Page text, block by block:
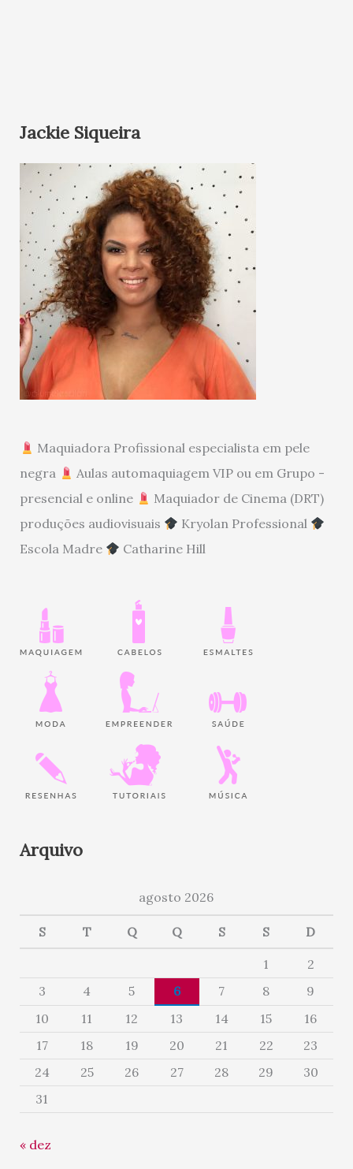
Jackie Siqueira
Maquiadora Profissional especialista em pele
negra
Aulas automaquiagem VIP ou em Grupo -
presencial e online
Maquiador de Cinema (DRT)
produções audiovisuais
Kryolan Professional
Escola Madre
Catharine Hill
Arquivo
agosto 2026
S T Q Q S S D
1
2
3
4 5 6 7 8
9
10
11 12 13 14 15
16
17
18 19 20 21 22
23
24
25 26 27 28 29
30
31
« dez